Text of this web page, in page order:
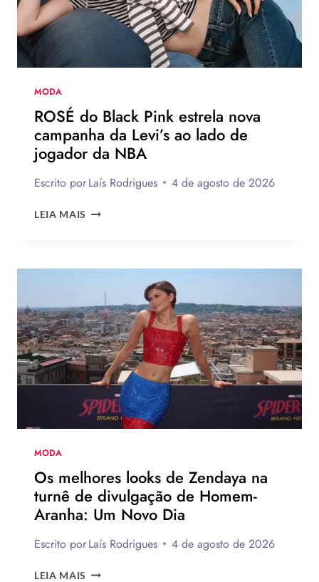
AO
MODA
ROSÉ do Black Pink estrela nova
campanha da Levi’s ao lado de
jogador da NBA
Escrito porLaís Rodrigues 4 de agosto de 2026
LEIA MAIS ROSÉ
ESTRELA
CAMPANHA
DA
LEVI’S
AO
LADO
DE
JOGADOR
DA
NBA
MODA
Os melhores looks de Zendaya na
turnê de divulgação de Homem-
Aranha: Um Novo Dia
Escrito porLaís Rodrigues 4 de agosto de 2026
LEIA MAIS OS